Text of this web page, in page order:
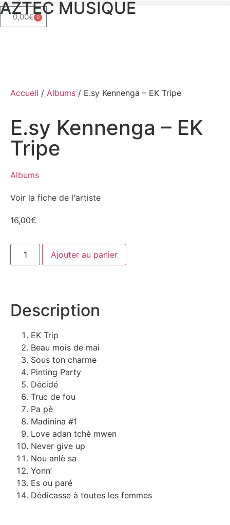
AZTEC MUSIQUE
0,00€ 0
Accueil / Albums / E.sy Kennenga – EK Tripe
E.sy Kennenga – EK
Tripe
Albums
Voir la fiche de l'artiste
16,00€
Ajouter au panier
Description
EK Trip
Beau mois de mai
Sous ton charme
Pinting Party
Décidé
Truc de fou
Pa pè
Madinina #1
Love adan tchè mwen
Never give up
Nou anlè sa
Yonn’
Es ou paré
Dédicasse à toutes les femmes